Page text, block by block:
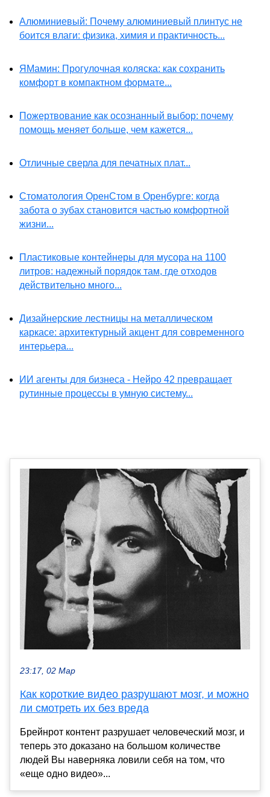
Алюминиевый: Почему алюминиевый плинтус не
боится влаги: физика, химия и практичность...
ЯМамин: Прогулочная коляска: как сохранить
комфорт в компактном формате...
Пожертвование как осознанный выбор: почему
помощь меняет больше, чем кажется...
Отличные сверла для печатных плат...
Стоматология ОренСтом в Оренбурге: когда
забота о зубах становится частью комфортной
жизни...
Пластиковые контейнеры для мусора на 1100
литров: надежный порядок там, где отходов
действительно много...
Дизайнерские лестницы на металлическом
каркасе: архитектурный акцент для современного
интерьера...
ИИ агенты для бизнеса - Нейро 42 превращает
рутинные процессы в умную систему...
23:17, 02 Мар
Как короткие видео разрушают мозг, и можно
ли смотреть их без вреда
Брейнрот контент разрушает человеческий мозг, и
теперь это доказано на большом количестве
людей Вы наверняка ловили себя на том, что
«еще одно видео»...